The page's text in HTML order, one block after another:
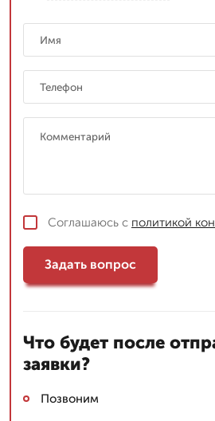
Соглашаюсь с политикой
Задать вопрос
Что будет после
заявки?
Позвоним